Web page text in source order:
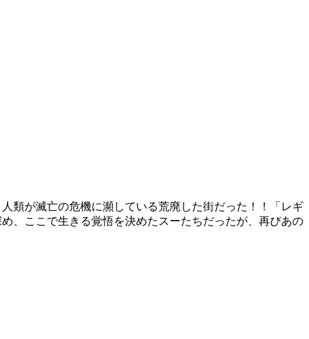
類が滅亡の危機に瀕している荒廃した街だった！！「レギ
、ここで生きる覚悟を決めたスーたちだったが、再びあの